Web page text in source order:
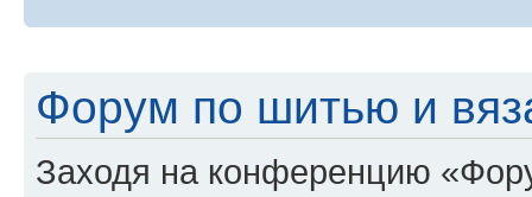
Форум по шитью и
Заходя на конференцию